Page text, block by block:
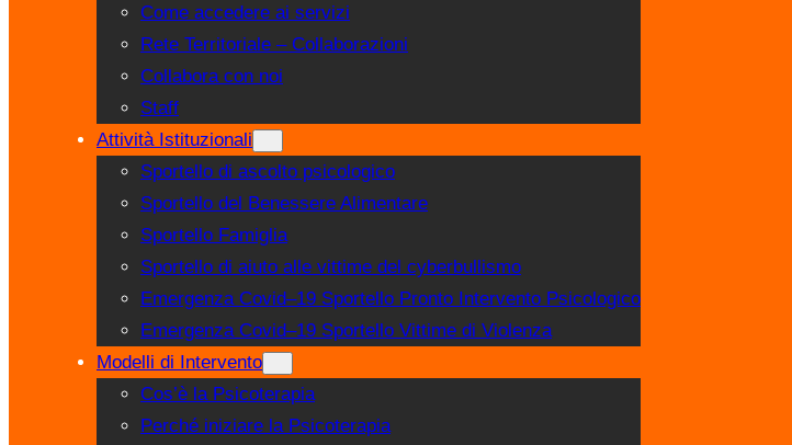
Come accedere ai servizi
Rete Territoriale – Collaborazioni
Collabora con noi
Staff
Attività Istituzionali
Sportello di ascolto psicologico
Sportello del Benessere Alimentare
Sportello Famiglia
Sportello di aiuto alle vittime del cyberbullismo
Emergenza Covid–19 Sportello Pronto Intervento Psicologico
Emergenza Covid–19 Sportello Vittime di Violenza
Modelli di Intervento
Cos’è la Psicoterapia
Perché iniziare la Psicoterapia